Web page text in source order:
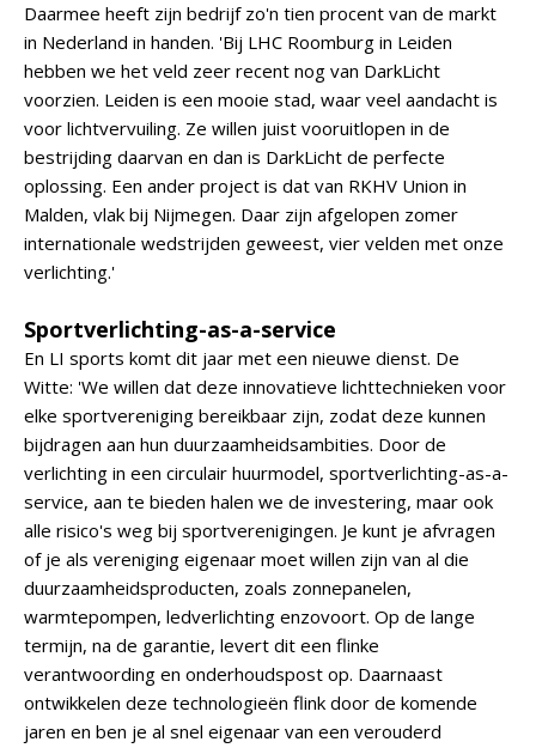
Daarmee heeft zijn bedrijf zo'n tien procent van de markt
in Nederland in handen. 'Bij LHC Roomburg in Leiden
hebben we het veld zeer recent nog van DarkLicht
voorzien. Leiden is een mooie stad, waar veel aandacht is
voor lichtvervuiling. Ze willen juist vooruitlopen in de
bestrijding daarvan en dan is DarkLicht de perfecte
oplossing. Een ander project is dat van RKHV Union in
Malden, vlak bij Nijmegen. Daar zijn afgelopen zomer
internationale wedstrijden geweest, vier velden met onze
verlichting.'
Sportverlichting-as-a-service
En LI sports komt dit jaar met een nieuwe dienst. De
Witte: 'We willen dat deze innovatieve lichttechnieken voor
elke sportvereniging bereikbaar zijn, zodat deze kunnen
bijdragen aan hun duurzaamheidsambities. Door de
verlichting in een circulair huurmodel, sportverlichting-as-a-
service, aan te bieden halen we de investering, maar ook
alle risico's weg bij sportverenigingen. Je kunt je afvragen
of je als vereniging eigenaar moet willen zijn van al die
duurzaamheidsproducten, zoals zonnepanelen,
warmtepompen, ledverlichting enzovoort. Op de lange
termijn, na de garantie, levert dit een flinke
verantwoording en onderhoudspost op. Daarnaast
ontwikkelen deze technologieën flink door de komende
jaren en ben je al snel eigenaar van een verouderd